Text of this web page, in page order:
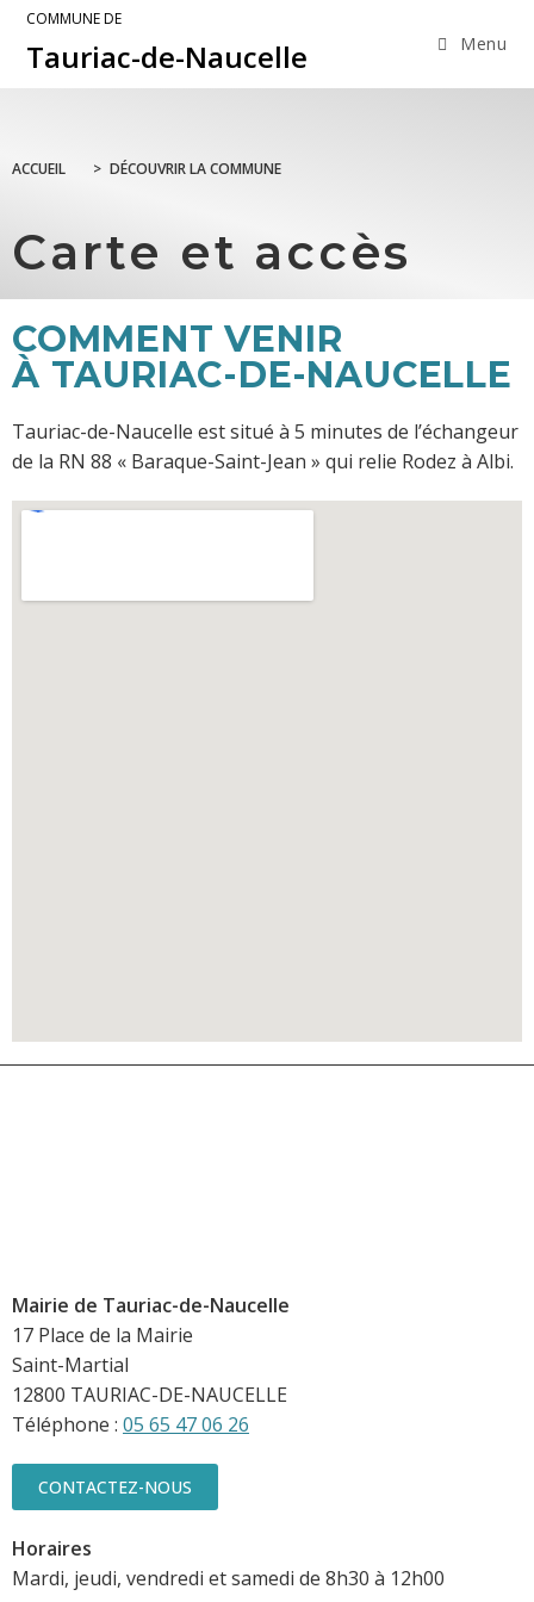
COMMUNE DE
Tauriac-de-Naucelle Menu
ACCUEIL > DÉCOUVRIR LA COMMUNE
Carte et accès
COMMENT VENIR
À TAURIAC-DE-NAUCELLE
Tauriac-de-Naucelle est situé à 5 minutes de l’échangeur
de la RN 88 « Baraque-Saint-Jean » qui relie Rodez à Albi.
Mairie de Tauriac-de-Naucelle
17 Place de la Mairie
Saint-Martial
12800 TAURIAC-DE-NAUCELLE
Téléphone : 05 65 47 06 26
CONTACTEZ-NOUS
Horaires
Mardi, jeudi, vendredi et samedi de 8h30 à 12h00